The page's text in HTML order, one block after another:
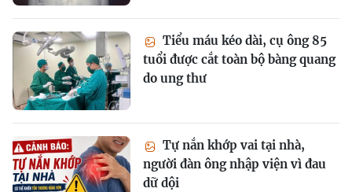
Tiểu máu kéo dài, cụ ông 85
tuổi được cắt toàn bộ bàng quang
do ung thư
Tự nắn khớp vai tại nhà,
người đàn ông nhập viện vì đau
dữ dội